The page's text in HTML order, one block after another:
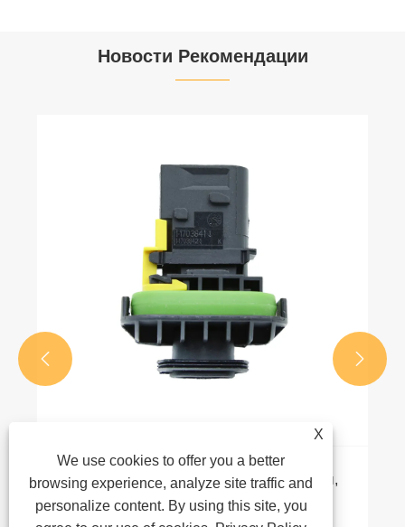
Новости Рекомендации
Основы автомобильных разъемов: типы,
функции и важность
 
X
We use cookies to offer you a better
browsing experience, analyze site traffic and
personalize content. By using this site, you